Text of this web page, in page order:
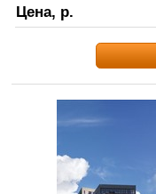
Цена, р.